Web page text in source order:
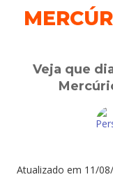
Veja que
Atualizado em 11/